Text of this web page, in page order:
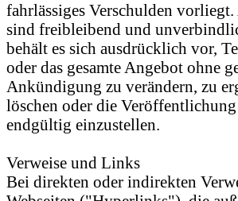
fahrlässiges Verschulden
sind freibleibend und
behält es sich ausdrücklich vor,
oder das gesamte Angebot ohne
Ankündigung zu verändern, zu
löschen oder die
endgültig einzustellen.
Verweise und Links
Bei direkten oder indirekten